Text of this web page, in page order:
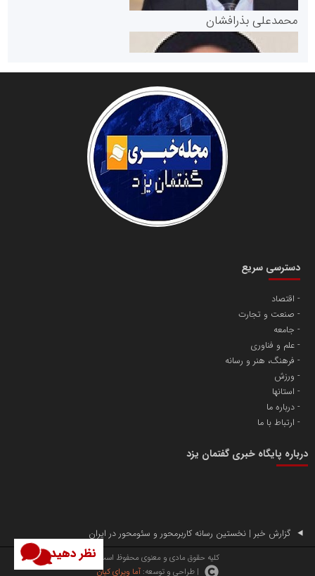
نظر دهید
پایگاه خبری گفتمان یزد
دانشگاه سئوی ایران
پایگاه اطلاع رسانی اعتلای نهادهای مردمی
سازمان صنعت،معدن و تجارت
آهن و فولاد غدیر ایرانیان
تامین آهن اسفنجی تولیدکنندگان فولاد در کشور
تریبون
انتشار گسترده محتوا در رسانه گزارش خبر
محمدعلی بذرافشان
مریم حاج نوروز نظری
مسعودصادقی
دسترسی سریع
اقتصاد
صنعت و تجارت
جامعه
علم و فناوری
فرهنگ، هنر و رسانه
ورزش
استانها
درباره ما
ارتباط با ما
درباره پایگاه خبری گفتمان یزد
گزارش خبر | نخستین رسانه کاربرمحور و سئومحور در ایران
کلیه حقوق مادی و معنوی محفوظ است.
| طراحی و توسعه: آما ویرای کیان